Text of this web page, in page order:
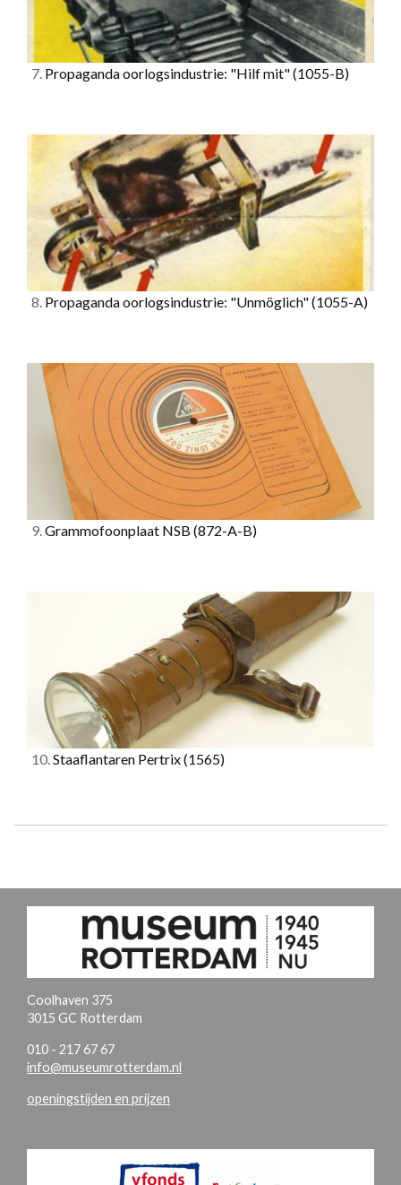
7. Propaganda oorlogsindustrie: "Hilf mit"(1055-B)
8. Propaganda oorlogsindustrie: "Unmöglich"(1055-A)
9.Grammofoonplaat NSB (872-A-B)
10.Staaflantaren Pertrix(1565)
Coolhaven 375
3015 GC Rotterdam
010 - 217 67 67
info@museumrotterdam.nl
openingstijden en prijzen